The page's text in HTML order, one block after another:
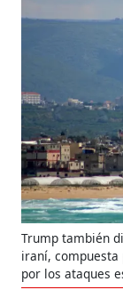
Trump también
iraní, compuesta
por los ataques